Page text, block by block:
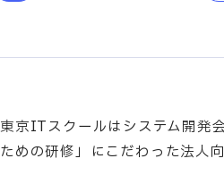
東京ITスクールはシステム開発
ための研修」にこだわった法人